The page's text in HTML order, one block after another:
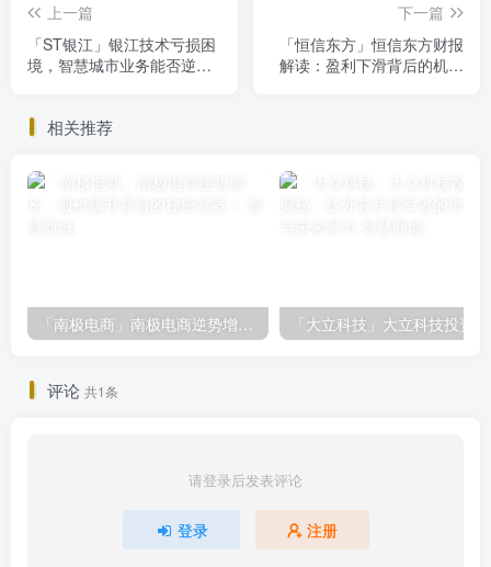
上一篇
「ST银江」银江技术亏损困
境，智慧城市业务能否逆风
下一篇
「恒信东方」恒信东方财报
解读：盈利下滑背后的机遇
相关推荐
「南极电商」南极电商逆势增长，股价飙升背后的秘密武器！
评论 共1条
请登录后发表评论
登录 注册